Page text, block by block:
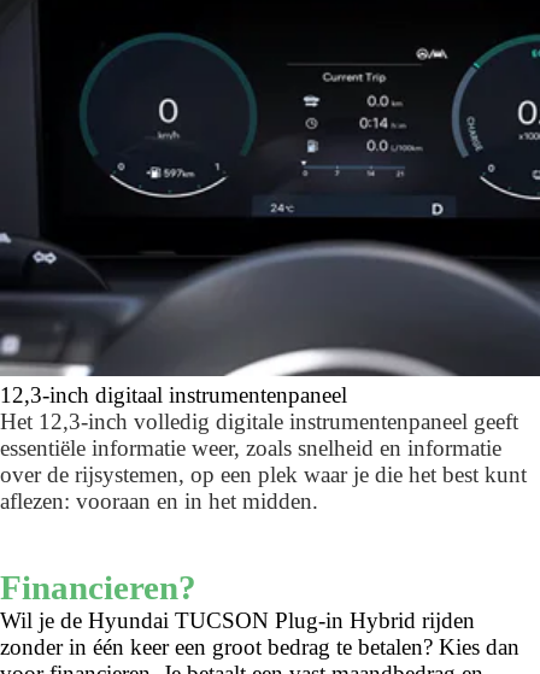
12,3-inch digitaal instrumentenpaneel
Het 12,3-inch volledig digitale instrumentenpaneel geeft
essentiële informatie weer, zoals snelheid en informatie
over de rijsystemen, op een plek waar je die het best kunt
aflezen: vooraan en in het midden.
Financieren?
Wil je de Hyundai TUCSON Plug-in Hybrid rijden
zonder in één keer een groot bedrag te betalen? Kies dan